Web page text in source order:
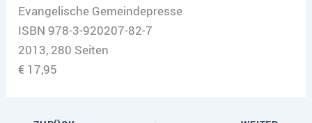
Evangelische Gemeindepresse
ISBN 978-3-920207-82-7
2013, 280 Seiten
€ 17,95